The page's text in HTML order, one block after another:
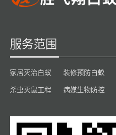
服务范围
家居灭治白蚁 装修预防白蚁
杀虫灭鼠工程 病媒生物防控